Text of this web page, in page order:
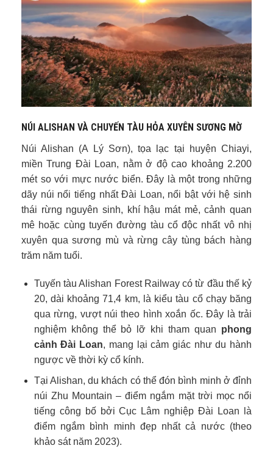
NÚI ALISHAN VÀ CHUYẾN TÀU HỎA XUYÊN SƯƠNG MỜ
Núi Alishan (A Lý Sơn), tọa lạc tại huyện Chiayi,
miền Trung Đài Loan, nằm ở độ cao khoảng 2.200
mét so với mực nước biển. Đây là một trong những
dãy núi nổi tiếng nhất Đài Loan, nổi bật với hệ sinh
thái rừng nguyên sinh, khí hậu mát mẻ, cảnh quan
mê hoặc cùng tuyến đường tàu cổ độc nhất vô nhị
xuyên qua sương mù và rừng cây tùng bách hàng
trăm năm tuổi.
Tuyến tàu Alishan Forest Railway có từ đầu thế kỷ
20, dài khoảng 71,4 km, là kiểu tàu cổ chạy băng
qua rừng, vượt núi theo hình xoắn ốc. Đây là trải
nghiệm không thể bỏ lỡ khi tham quan phong
cảnh Đài Loan, mang lại cảm giác như du hành
ngược về thời kỳ cổ kính.
Tại Alishan, du khách có thể đón bình minh ở đỉnh
núi Zhu Mountain – điểm ngắm mặt trời mọc nổi
tiếng công bố bởi Cục Lâm nghiệp Đài Loan là
điểm ngắm bình minh đẹp nhất cả nước (theo
khảo sát năm 2023).